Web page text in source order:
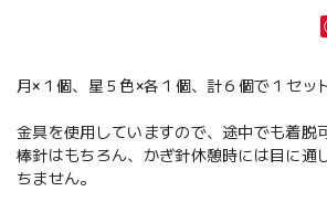
月×１個、星５色×各１個、計６個で１セッ
金具を使用していますので、途中でも着脱
棒針はもちろん、かぎ針休憩時には目に通
ちません。